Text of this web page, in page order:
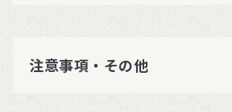
注意事項・その他